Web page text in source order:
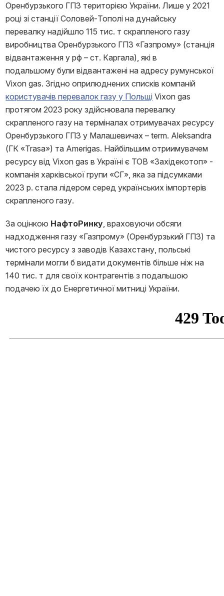
Оренбурзького ГПЗ територією України. Лише у 2021
році зі станції Соловей-Тополі на дунайську
перевалку надійшло 115 тис. т скрапленого газу
виробництва Оренбурзького ГПЗ «Газпрому» (станція
відвантаження у рф – ст. Каргала), які в
подальшому були відвантажені на адресу румунської
Vixon gas. Згідно оприлюднених списків компаній
користувачів перевалок газу у Польщі Vixon gas
протягом 2023 року здійснювала перевалку
скрапленого газу на терміналах отримувачах ресурсу
Оренбурзького ГПЗ у Малашевичах – term. Aleksandra
(ГК «Trasa») та Amerigas. Найбільшим отриимувачем
ресурсу від Vixon gas в Україні є ТОВ «Західекотоп» -
компанія харківської групи «СГ», яка за підсумками
2023 р. стала лідером серед українських імпортерів
скрапленого газу.
За оцінкою НафтоРинку, враховуючи обсяги
надходження газу «Газпрому» (Оренбурзький ГПЗ) та
чистого ресурсу з заводів Казахстану, польські
термінали могли б видати документів більше ніж на
140 тис. т для своїх контрагентів з подальшою
подачею їх до Енергетичної митниці України.